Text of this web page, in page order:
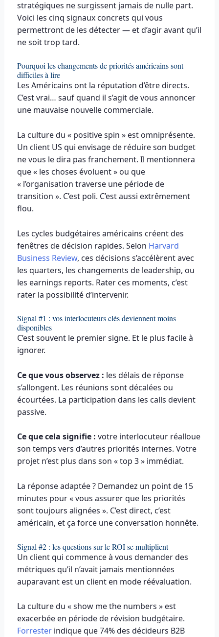
stratégiques ne surgissent jamais de nulle part.
Voici les cinq signaux concrets qui vous
permettront de les détecter — et d’agir avant qu’il
ne soit trop tard.
Pourquoi les changements de priorités américains sont
difficiles à lire
Les Américains ont la réputation d’être directs.
C’est vrai… sauf quand il s’agit de vous annoncer
une mauvaise nouvelle commerciale.
La culture du « positive spin » est omniprésente.
Un client US qui envisage de réduire son budget
ne vous le dira pas franchement. Il mentionnera
que « les choses évoluent » ou que
« l’organisation traverse une période de
transition ». C’est poli. C’est aussi extrêmement
flou.
Les cycles budgétaires américains créent des
fenêtres de décision rapides. Selon Harvard
Business Review, ces décisions s’accélèrent avec
les quarters, les changements de leadership, ou
les earnings reports. Rater ces moments, c’est
rater la possibilité d’intervenir.
Signal #1 : vos interlocuteurs clés deviennent moins
disponibles
C’est souvent le premier signe. Et le plus facile à
ignorer.
Ce que vous observez : les délais de réponse
s’allongent. Les réunions sont décalées ou
écourtées. La participation dans les calls devient
passive.
Ce que cela signifie : votre interlocuteur réalloue
son temps vers d’autres priorités internes. Votre
projet n’est plus dans son « top 3 » immédiat.
La réponse adaptée ? Demandez un point de 15
minutes pour « vous assurer que les priorités
sont toujours alignées ». C’est direct, c’est
américain, et ça force une conversation honnête.
Signal #2 : les questions sur le ROI se multiplient
Un client qui commence à vous demander des
métriques qu’il n’avait jamais mentionnées
auparavant est un client en mode réévaluation.
La culture du « show me the numbers » est
exacerbée en période de révision budgétaire.
Forresterindique que 74% des décideurs B2B